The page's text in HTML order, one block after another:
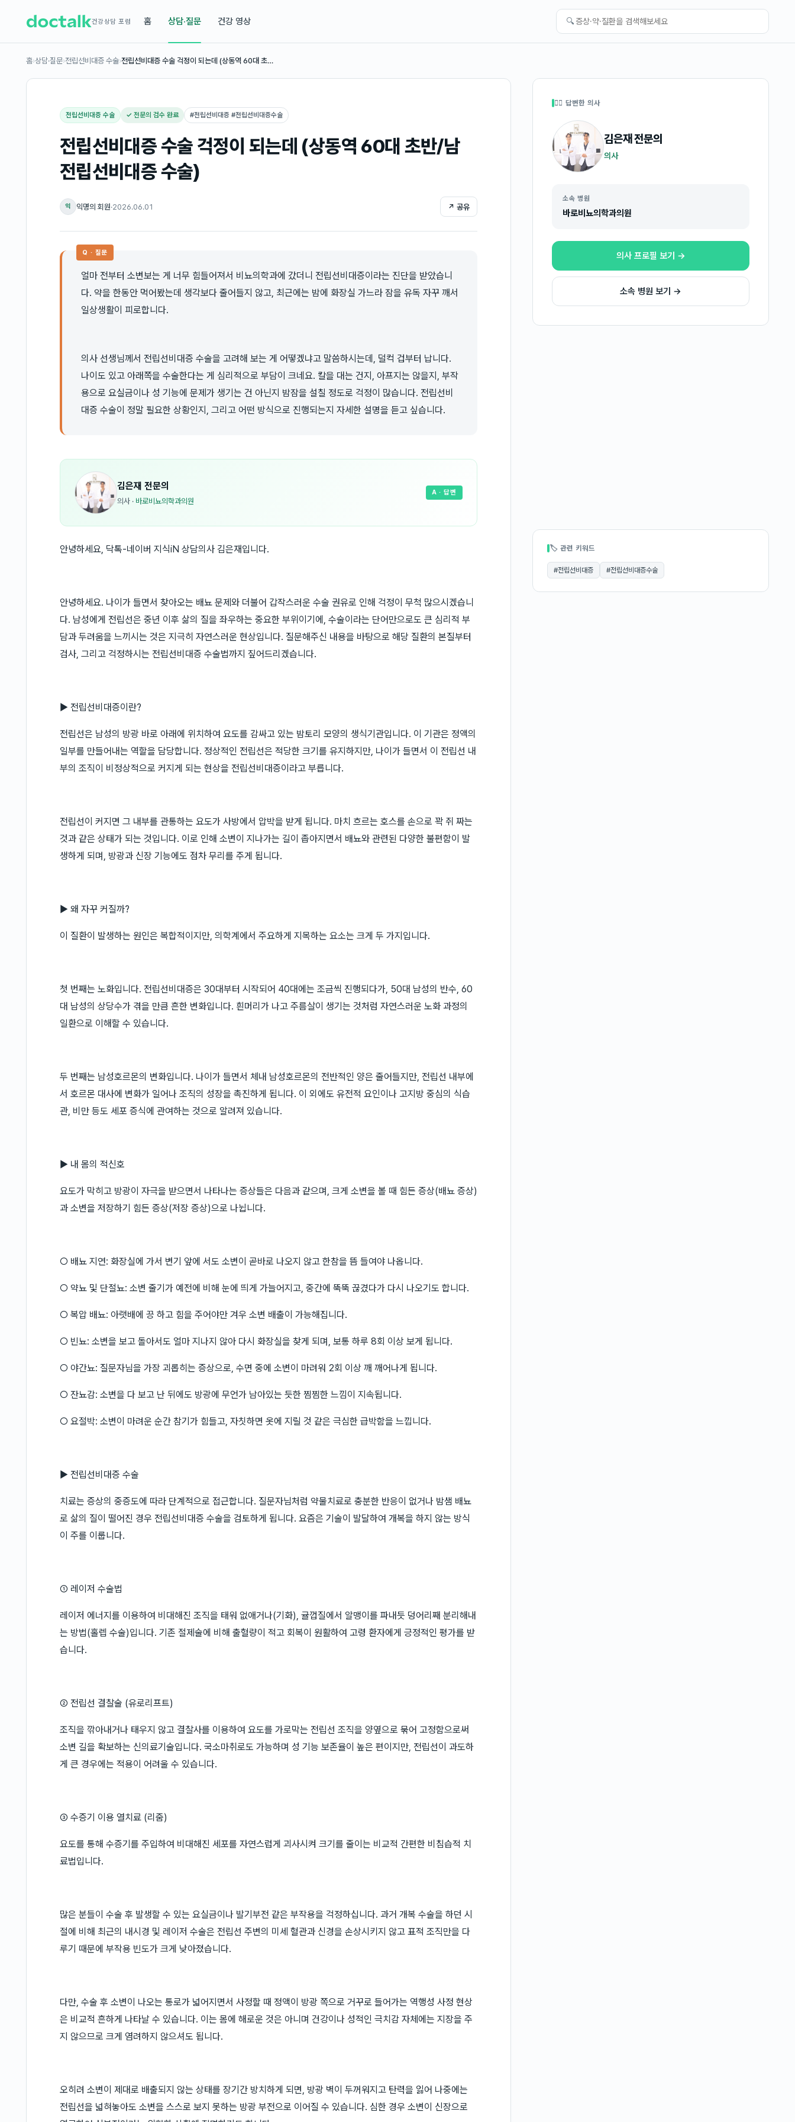
건강상담 포럼 홈 상담·질문 건강 영상 🔍
홈›상담·질문›전립선비대증 수술›전립선비대증 수술 걱정이 되는데 (상동역 60대 초…
전립선비대증 수술 ✓ 전문의 검수 완료 #전립선비대증 #전립선비대증수술
전립선비대증 수술 걱정이 되는데 (상동역 60대 초반/남
전립선비대증 수술)
익 익명의 회원·2026.06.01 ↗ 공유
Q · 질문
얼마 전부터 소변보는 게 너무 힘들어져서 비뇨의학과에 갔더니 전립선비대증이라는 진단을 받았습니
다. 약을 한동안 먹어봤는데 생각보다 줄어들지 않고, 최근에는 밤에 화장실 가느라 잠을 유독 자꾸 깨서
일상생활이 피로합니다.
의사 선생님께서 전립선비대증 수술을 고려해 보는 게 어떻겠냐고 말씀하시는데, 덜컥 겁부터 납니다.
나이도 있고 아래쪽을 수술한다는 게 심리적으로 부담이 크네요. 칼을 대는 건지, 아프지는 않을지, 부작
용으로 요실금이나 성 기능에 문제가 생기는 건 아닌지 밤잠을 설칠 정도로 걱정이 많습니다. 전립선비
대증 수술이 정말 필요한 상황인지, 그리고 어떤 방식으로 진행되는지 자세한 설명을 듣고 싶습니다.
김은재 전문의
의사 · 바로비뇨의학과의원
A · 답변
안녕하세요, 닥톡-네이버 지식iN 상담의사 김은재입니다.
안녕하세요. 나이가 들면서 찾아오는 배뇨 문제와 더불어 갑작스러운 수술 권유로 인해 걱정이 무척 많으시겠습니
다. 남성에게 전립선은 중년 이후 삶의 질을 좌우하는 중요한 부위이기에, 수술이라는 단어만으로도 큰 심리적 부
담과 두려움을 느끼시는 것은 지극히 자연스러운 현상입니다. 질문해주신 내용을 바탕으로 해당 질환의 본질부터
검사, 그리고 걱정하시는 전립선비대증 수술법까지 짚어드리겠습니다.
▶ 전립선비대증이란?
전립선은 남성의 방광 바로 아래에 위치하여 요도를 감싸고 있는 밤토리 모양의 생식기관입니다. 이 기관은 정액의
일부를 만들어내는 역할을 담당합니다. 정상적인 전립선은 적당한 크기를 유지하지만, 나이가 들면서 이 전립선 내
부의 조직이 비정상적으로 커지게 되는 현상을 전립선비대증이라고 부릅니다.
전립선이 커지면 그 내부를 관통하는 요도가 사방에서 압박을 받게 됩니다. 마치 흐르는 호스를 손으로 꽉 쥐 짜는
것과 같은 상태가 되는 것입니다. 이로 인해 소변이 지나가는 길이 좁아지면서 배뇨와 관련된 다양한 불편함이 발
생하게 되며, 방광과 신장 기능에도 점차 무리를 주게 됩니다.
▶ 왜 자꾸 커질까?
이 질환이 발생하는 원인은 복합적이지만, 의학계에서 주요하게 지목하는 요소는 크게 두 가지입니다.
첫 번째는 노화입니다. 전립선비대증은 30대부터 시작되어 40대에는 조금씩 진행되다가, 50대 남성의 반수, 60
대 남성의 상당수가 겪을 만큼 흔한 변화입니다. 흰머리가 나고 주름살이 생기는 것처럼 자연스러운 노화 과정의
일환으로 이해할 수 있습니다.
두 번째는 남성호르몬의 변화입니다. 나이가 들면서 체내 남성호르몬의 전반적인 양은 줄어들지만, 전립선 내부에
서 호르몬 대사에 변화가 일어나 조직의 성장을 촉진하게 됩니다. 이 외에도 유전적 요인이나 고지방 중심의 식습
관, 비만 등도 세포 증식에 관여하는 것으로 알려져 있습니다.
▶ 내 몸의 적신호
요도가 막히고 방광이 자극을 받으면서 나타나는 증상들은 다음과 같으며, 크게 소변을 볼 때 힘든 증상(배뇨 증상)
과 소변을 저장하기 힘든 증상(저장 증상)으로 나뉩니다.
○ 배뇨 지연: 화장실에 가서 변기 앞에 서도 소변이 곧바로 나오지 않고 한참을 뜸 들여야 나옵니다.
○ 약뇨 및 단절뇨: 소변 줄기가 예전에 비해 눈에 띄게 가늘어지고, 중간에 뚝뚝 끊겼다가 다시 나오기도 합니다.
○ 복압 배뇨: 아랫배에 끙 하고 힘을 주어야만 겨우 소변 배출이 가능해집니다.
○ 빈뇨: 소변을 보고 돌아서도 얼마 지나지 않아 다시 화장실을 찾게 되며, 보통 하루 8회 이상 보게 됩니다.
○ 야간뇨: 질문자님을 가장 괴롭히는 증상으로, 수면 중에 소변이 마려워 2회 이상 깨 깨어나게 됩니다.
○ 잔뇨감: 소변을 다 보고 난 뒤에도 방광에 무언가 남아있는 듯한 찜찜한 느낌이 지속됩니다.
○ 요절박: 소변이 마려운 순간 참기가 힘들고, 자칫하면 옷에 지릴 것 같은 극심한 급박함을 느낍니다.
▶ 전립선비대증 수술
치료는 증상의 중증도에 따라 단계적으로 접근합니다. 질문자님처럼 약물치료로 충분한 반응이 없거나 밤샘 배뇨
로 삶의 질이 떨어진 경우 전립선비대증 수술을 검토하게 됩니다. 요즘은 기술이 발달하여 개복을 하지 않는 방식
이 주를 이룹니다.
① 레이저 수술법
레이저 에너지를 이용하여 비대해진 조직을 태워 없애거나(기화), 귤껍질에서 알맹이를 파내듯 덩어리째 분리해내
는 방법(홀렙 수술)입니다. 기존 절제술에 비해 출혈량이 적고 회복이 원활하여 고령 환자에게 긍정적인 평가를 받
습니다.
② 전립선 결찰술 (유로리프트)
조직을 깎아내거나 태우지 않고 결찰사를 이용하여 요도를 가로막는 전립선 조직을 양옆으로 묶어 고정함으로써
소변 길을 확보하는 신의료기술입니다. 국소마취로도 가능하며 성 기능 보존율이 높은 편이지만, 전립선이 과도하
게 큰 경우에는 적용이 어려울 수 있습니다.
③ 수증기 이용 열치료 (리줌)
요도를 통해 수증기를 주입하여 비대해진 세포를 자연스럽게 괴사시켜 크기를 줄이는 비교적 간편한 비침습적 치
료법입니다.
많은 분들이 수술 후 발생할 수 있는 요실금이나 발기부전 같은 부작용을 걱정하십니다. 과거 개복 수술을 하던 시
절에 비해 최근의 내시경 및 레이저 수술은 전립선 주변의 미세 혈관과 신경을 손상시키지 않고 표적 조직만을 다
루기 때문에 부작용 빈도가 크게 낮아졌습니다.
다만, 수술 후 소변이 나오는 통로가 넓어지면서 사정할 때 정액이 방광 쪽으로 거꾸로 들어가는 역행성 사정 현상
은 비교적 흔하게 나타날 수 있습니다. 이는 몸에 해로운 것은 아니며 건강이나 성적인 극치감 자체에는 지장을 주
지 않으므로 크게 염려하지 않으셔도 됩니다.
오히려 소변이 제대로 배출되지 않는 상태를 장기간 방치하게 되면, 방광 벽이 두꺼워지고 탄력을 잃어 나중에는
전립선을 넓혀놓아도 소변을 스스로 보지 못하는 방광 부전으로 이어질 수 있습니다. 심한 경우 소변이 신장으로
👩‍⚕️ 답변한 의사
김은재전문의
의사
소속 병원
바로비뇨의학과의원
의사 프로필 보기 →
소속 병원 보기 →
🏷 관련 키워드
#전립선비대증 #전립선비대증수술